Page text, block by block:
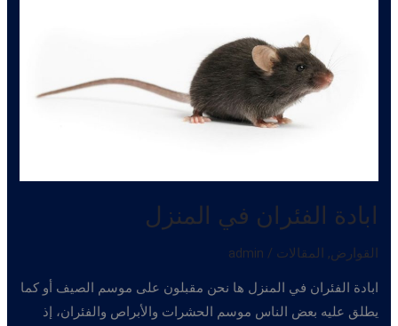
ابادة الفئران في المنزل
القوارض, المقالات /
admin
ابادة الفئران في المنزل ها نحن مقبلون على موسم الصيف أو كما
يطلق عليه بعض الناس موسم الحشرات والأبراص والفئران، إذ